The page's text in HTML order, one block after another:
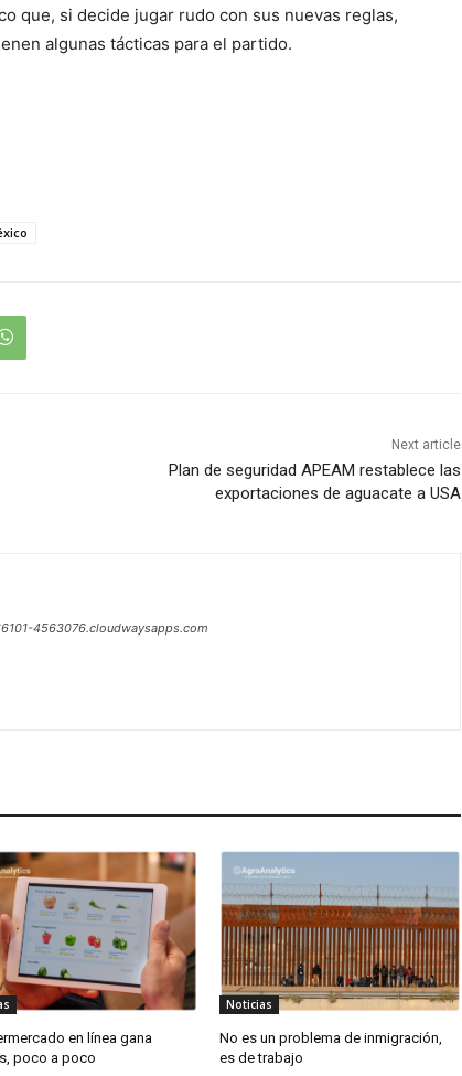
que, si decide jugar rudo con sus nuevas reglas,
algunas tácticas para el partido.
Next article
Plan de seguridad APEAM restablece las
exportaciones de aguacate a USA
4563076.cloudwaysapps.com
en línea gana
poco a poco
Noticias
No es un problema de inmigración,
es de trabajo